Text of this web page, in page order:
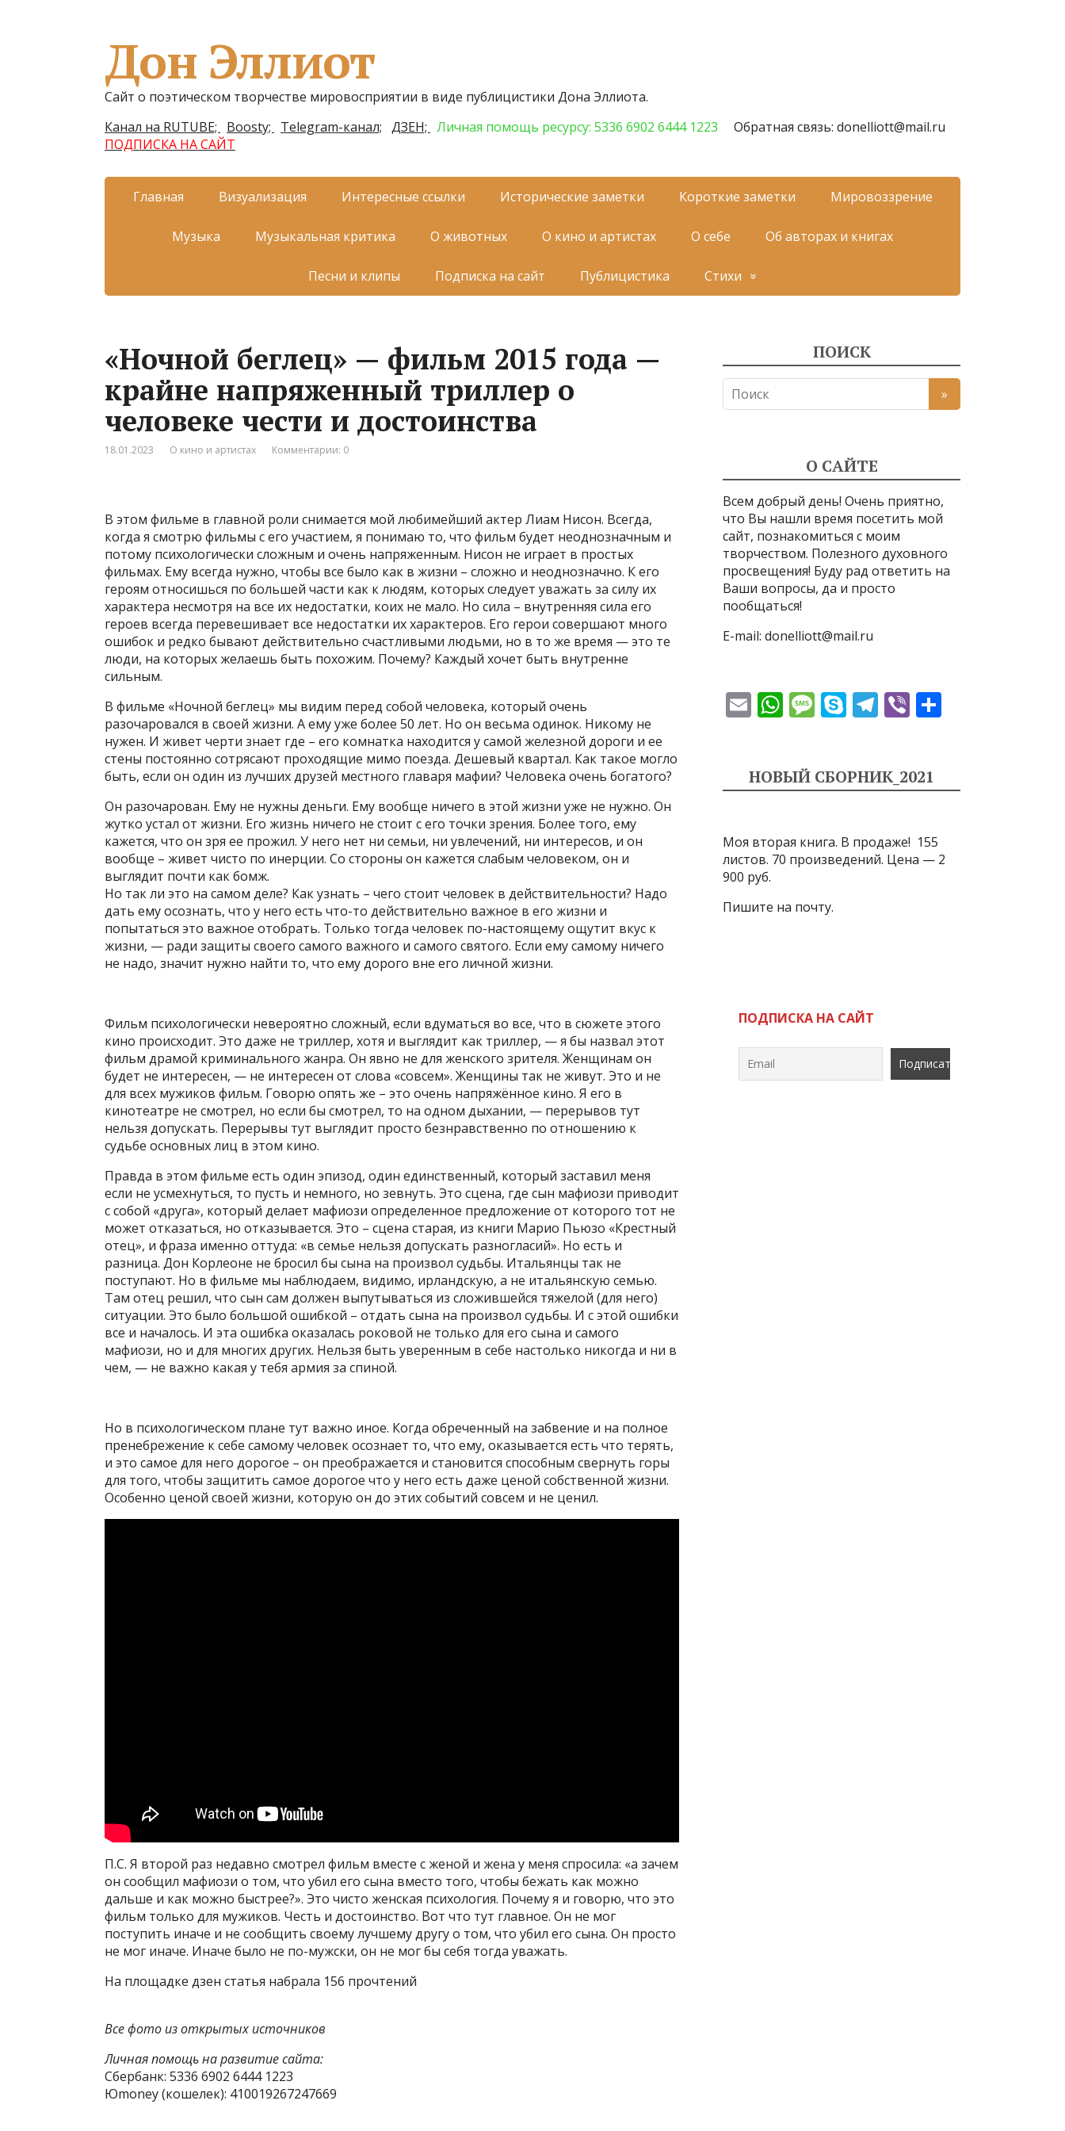
Дон Эллиот
Сайт о поэтическом творчестве мировосприятии в виде публицистики Дона Эллиота.
Канал на RUTUBE;
Boosty; Telegram-канал; ДЗЕН; Личная помощь ресурсу: 5336 6902 6444 1223
Обратная связь: donelliott@mail.ru
ПОДПИСКА НА САЙТ
Главная Визуализация Интересные ссылки Исторические заметки Короткие заметки Мировоззрение
Музыка Музыкальная критика О животных О кино и артистах О себе Об авторах и книгах
Песни и клипы Подписка на сайт Публицистика Стихи
«Ночной беглец» — фильм 2015 года —
крайне напряженный триллер о
человеке чести и достоинства
18.01.2023 О кино и артистах Комментарии: 0
В этом фильме в главной роли снимается мой любимейший актер Лиам Нисон. Всегда,
когда я смотрю фильмы с его участием, я понимаю то, что фильм будет неоднозначным и
потому психологически сложным и очень напряженным. Нисон не играет в простых
фильмах. Ему всегда нужно, чтобы все было как в жизни – сложно и неоднозначно. К его
героям относишься по большей части как к людям, которых следует уважать за силу их
характера несмотря на все их недостатки, коих не мало. Но сила – внутренняя сила его
героев всегда перевешивает все недостатки их характеров. Его герои совершают много
ошибок и редко бывают действительно счастливыми людьми, но в то же время — это те
люди, на которых желаешь быть похожим. Почему? Каждый хочет быть внутренне
сильным.
В фильме «Ночной беглец» мы видим перед собой человека, который очень
разочаровался в своей жизни. А ему уже более 50 лет. Но он весьма одинок. Никому не
нужен. И живет черти знает где – его комнатка находится у самой железной дороги и ее
стены постоянно сотрясают проходящие мимо поезда. Дешевый квартал. Как такое могло
быть, если он один из лучших друзей местного главаря мафии? Человека очень богатого?
Он разочарован. Ему не нужны деньги. Ему вообще ничего в этой жизни уже не нужно. Он
жутко устал от жизни. Его жизнь ничего не стоит с его точки зрения. Более того, ему
кажется, что он зря ее прожил. У него нет ни семьи, ни увлечений, ни интересов, и он
вообще – живет чисто по инерции. Со стороны он кажется слабым человеком, он и
выглядит почти как бомж.
Но так ли это на самом деле? Как узнать – чего стоит человек в действительности? Надо
дать ему осознать, что у него есть что-то действительно важное в его жизни и
попытаться это важное отобрать. Только тогда человек по-настоящему ощутит вкус к
жизни, — ради защиты своего самого важного и самого святого. Если ему самому ничего
не надо, значит нужно найти то, что ему дорого вне его личной жизни.
Фильм психологически невероятно сложный, если вдуматься во все, что в сюжете этого
кино происходит. Это даже не триллер, хотя и выглядит как триллер, — я бы назвал этот
фильм драмой криминального жанра. Он явно не для женского зрителя. Женщинам он
будет не интересен, — не интересен от слова «совсем». Женщины так не живут. Это и не
для всех мужиков фильм. Говорю опять же – это очень напряжённое кино. Я его в
кинотеатре не смотрел, но если бы смотрел, то на одном дыхании, — перерывов тут
нельзя допускать. Перерывы тут выглядит просто безнравственно по отношению к
судьбе основных лиц в этом кино.
Правда в этом фильме есть один эпизод, один единственный, который заставил меня
если не усмехнуться, то пусть и немного, но зевнуть. Это сцена, где сын мафиози приводит
с собой «друга», который делает мафиози определенное предложение от которого тот не
может отказаться, но отказывается. Это – сцена старая, из книги Марио Пьюзо «Крестный
отец», и фраза именно оттуда: «в семье нельзя допускать разногласий». Но есть и
разница. Дон Корлеоне не бросил бы сына на произвол судьбы. Итальянцы так не
поступают. Но в фильме мы наблюдаем, видимо, ирландскую, а не итальянскую семью.
Там отец решил, что сын сам должен выпутываться из сложившейся тяжелой (для него)
ситуации. Это было большой ошибкой – отдать сына на произвол судьбы. И с этой ошибки
все и началось. И эта ошибка оказалась роковой не только для его сына и самого
мафиози, но и для многих других. Нельзя быть уверенным в себе настолько никогда и ни в
чем, — не важно какая у тебя армия за спиной.
Но в психологическом плане тут важно иное. Когда обреченный на забвение и на полное
пренебрежение к себе самому человек осознает то, что ему, оказывается есть что терять,
и это самое для него дорогое – он преображается и становится способным свернуть горы
для того, чтобы защитить самое дорогое что у него есть даже ценой собственной жизни.
Особенно ценой своей жизни, которую он до этих событий совсем и не ценил.
П.С. Я второй раз недавно смотрел фильм вместе с женой и жена у меня спросила: «а зачем
он сообщил мафиози о том, что убил его сына вместо того, чтобы бежать как можно
дальше и как можно быстрее?». Это чисто женская психология. Почему я и говорю, что это
фильм только для мужиков. Честь и достоинство. Вот что тут главное. Он не мог
поступить иначе и не сообщить своему лучшему другу о том, что убил его сына. Он просто
не мог иначе. Иначе было не по-мужски, он не мог бы себя тогда уважать.
На площадке дзен статья набрала 156 прочтений
Все фото из открытых источников
Личная помощь на развитие сайта:
Сбербанк: 5336 6902 6444 1223
Юmoney (кошелек): 410019267247669
ПОИСК
О САЙТЕ
Всем добрый день! Очень приятно,
что Вы нашли время посетить мой
сайт, познакомиться с моим
творчеством. Полезного духовного
просвещения! Буду рад ответить на
Ваши вопросы, да и просто
пообщаться!
E-mail: donelliott@mail.ru
E
l
W
s
p
p
M
a
e
S
p
T
gr
m
Vi
р
и
НОВЫЙ СБОРНИК_2021
Моя вторая книга. В продаже! 155
листов. 70 произведений. Цена — 2
900 руб.
Пишите на почту.
ПОДПИСКА НА САЙТ